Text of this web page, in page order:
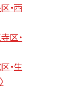
・西
区・
・生